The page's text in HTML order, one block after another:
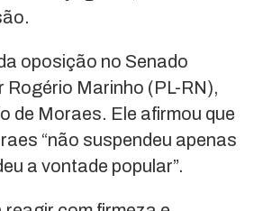
oposição no Senado
Rogério Marinho (PL-RN),
de Moraes. Ele afirmou que
“não suspendeu apenas
a vontade popular”.